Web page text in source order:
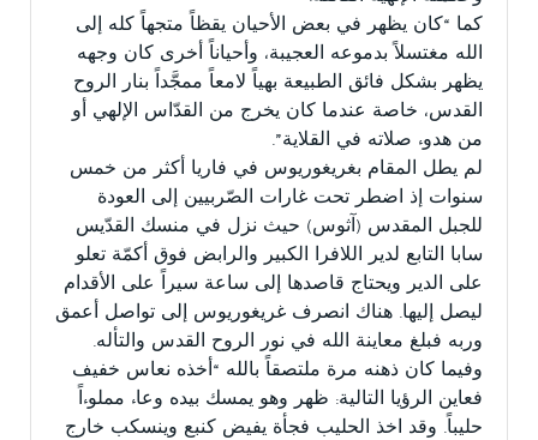
كما “كان يظهر في بعض الأحيان يقظاً متجهاً كله إلى
الله مغتسلاً بدموعه العجيبة، وأحياناً أخرى كان وجهه
يظهر بشكل فائق الطبيعة بهياً لامعاً ممجَّداً بنار الروح
القدس، خاصة عندما كان يخرج من القدّاس الإلهي أو
من هدوء صلاته في القلاية”.
لم يطل المقام بغريغوريوس في فاريا أكثر من خمس
سنوات إذ اضطر تحت غارات الصّربيين إلى العودة
للجبل المقدس (آثوس) حيث نزل في منسك القدّيس
سابا التابع لدير اللافرا الكبير والرابض فوق أكمّة تعلو
على الدير ويحتاج قاصدها إلى ساعة سيراً على الأقدام
ليصل إليها. هناك انصرف غريغوريوس إلى تواصل أعمق
وربه فبلغ معاينة الله في نور الروح القدس والتأله.
وفيما كان ذهنه مرة ملتصقاً بالله “أخذه نعاس خفيف
فعاين الرؤيا التالية: ظهر وهو يمسك بيده وعاء مملوءاً
حليباً. وقد اخذ الحليب فجأة يفيض كنبع وينسكب خارج